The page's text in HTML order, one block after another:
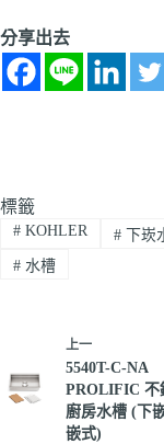
分享出去
標籤
#KOHLER #下崁
#水槽
上一
5540T-C-NA
PROLIFIC 不
廚房水槽 (下
嵌式)